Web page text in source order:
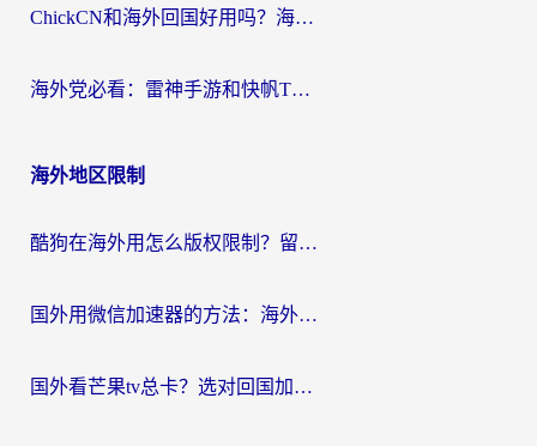
ChickCN和海外回国好用吗？海外党2026亲测：从手游到影音，选对加速器的3个关键
海外党必看：雷神手游和快帆TV版好用吗？3步选对回国加速器不踩坑
海外地区限制
酷狗在海外用怎么版权限制？留学生亲测：3步解决听国内音乐难题
国外用微信加速器的方法：海外党无缝连接国内生活的实用指南
国外看芒果tv总卡？选对回国加速器，轻松追《浪姐》不费劲